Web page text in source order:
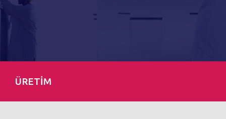
ÜRETİM